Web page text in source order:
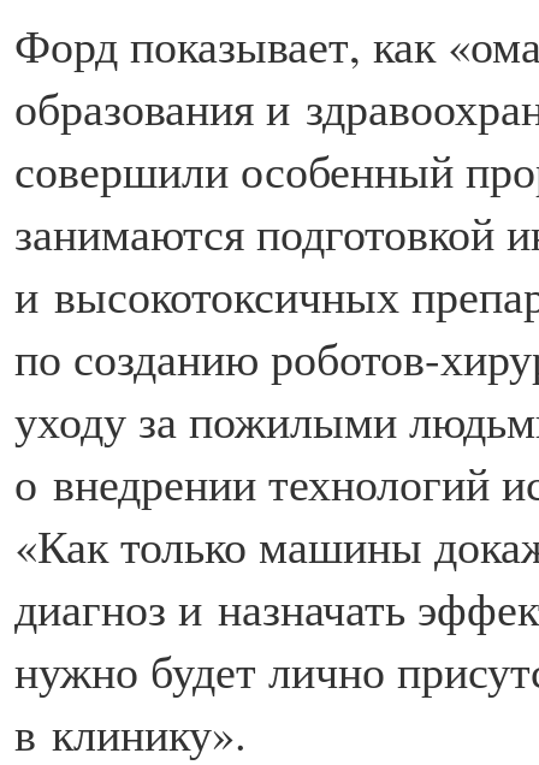
Форд показывает, как
образования и
совершили особенный
занимаются подготовкой
и высокотоксичных
по созданию роботов-
уходу за пожилыми
о внедрении технологий
«Как только машины
диагноз и назначать
нужно будет лично
в клинику».